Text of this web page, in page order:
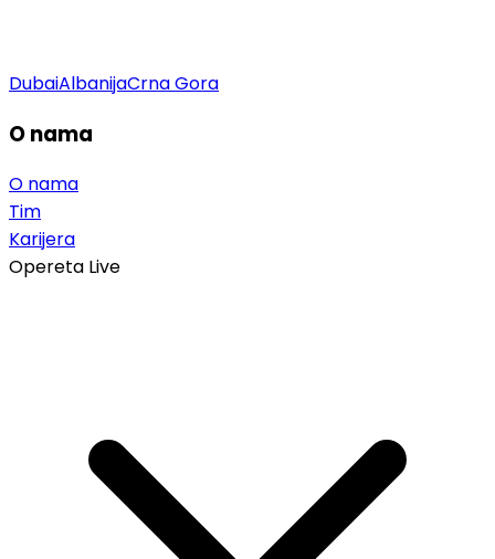
DubaiAlbanijaCrna Gora
O nama
O nama
Tim
Karijera
Opereta Live